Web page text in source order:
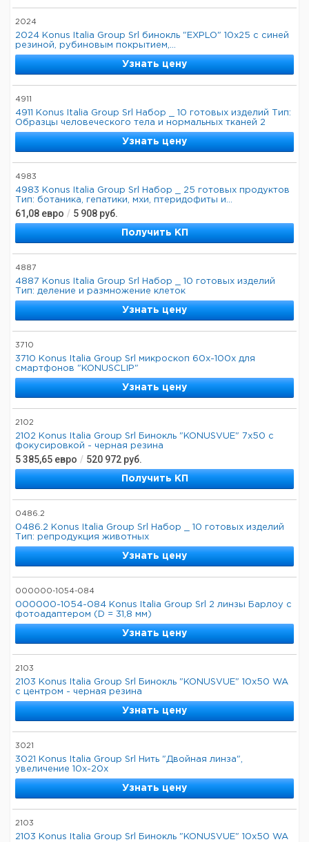
2024
2024 Konus Italia Group Srl бинокль "EXPLO" 10x25 с синей
резиной, рубиновым покрытием,...
Узнать цену
4911
4911 Konus Italia Group Srl Набор _ 10 готовых изделий Тип:
Образцы человеческого тела и нормальных тканей 2
Узнать цену
4983
4983 Konus Italia Group Srl Набор _ 25 готовых продуктов
Тип: ботаника, гепатики, мхи, птеридофиты и...
61,08 евро / 5 908 руб.
Получить КП
4887
4887 Konus Italia Group Srl Набор _ 10 готовых изделий
Тип: деление и размножение клеток
Узнать цену
3710
3710 Konus Italia Group Srl микроскоп 60х-100х для
смартфонов "KONUSCLIP"
Узнать цену
2102
2102 Konus Italia Group Srl Бинокль "KONUSVUE" 7x50 с
фокусировкой - черная резина
5 385,65 евро / 520 972 руб.
Получить КП
0486.2
0486.2 Konus Italia Group Srl Набор _ 10 готовых изделий
Тип: репродукция животных
Узнать цену
000000-1054-084
000000-1054-084 Konus Italia Group Srl 2 линзы Барлоу с
фотоадаптером (D = 31,8 мм)
Узнать цену
2103
2103 Konus Italia Group Srl Бинокль "KONUSVUE" 10x50 WA
с центром - черная резина
Узнать цену
3021
3021 Konus Italia Group Srl Нить "Двойная линза",
увеличение 10x-20x
Узнать цену
2103
2103 Konus Italia Group Srl Бинокль "KONUSVUE" 10x50 WA